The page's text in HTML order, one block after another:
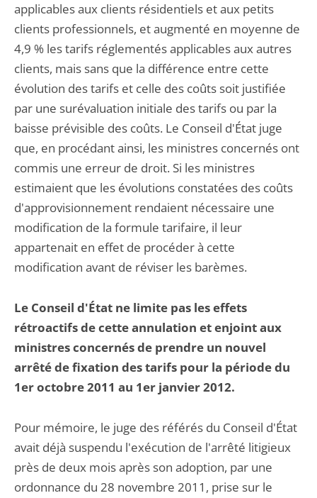
applicables aux clients résidentiels et aux petits
clients professionnels, et augmenté en moyenne de
4,9 % les tarifs réglementés applicables aux autres
clients, mais sans que la différence entre cette
évolution des tarifs et celle des coûts soit justifiée
par une surévaluation initiale des tarifs ou par la
baisse prévisible des coûts. Le Conseil d'État juge
que, en procédant ainsi, les ministres concernés ont
commis une erreur de droit. Si les ministres
estimaient que les évolutions constatées des coûts
d'approvisionnement rendaient nécessaire une
modification de la formule tarifaire, il leur
appartenait en effet de procéder à cette
modification avant de réviser les barèmes.
Le Conseil d'État ne limite pas les effets
rétroactifs de cette annulation et enjoint aux
ministres concernés de prendre un nouvel
arrêté de fixation des tarifs pour la période du
1er octobre 2011 au 1er janvier 2012.
Pour mémoire, le juge des référés du Conseil d'État
avait déjà suspendu l'exécution de l'arrêté litigieux
près de deux mois après son adoption, par une
ordonnance du 28 novembre 2011, prise sur le